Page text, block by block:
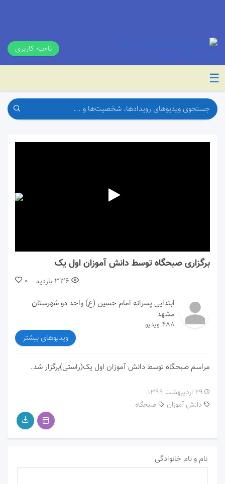
ناحیه کاربری
☰
برگزاری صبحگاه توسط دانش آموزان اول یک
0 336 بازدید
ابتدایی پسرانه امام حسین (ع) واحد دو شهرستان
مشهد
488 ویدیو
ویدیوهای بیشتر
مراسم صبحگاه توسط دانش آموزان اول یک(راستی)برگزار شد.
۲۹ اردیبهشت ۱۳۹۹
دانش آموزان
صبحگاه
نام و نام خانوادگی